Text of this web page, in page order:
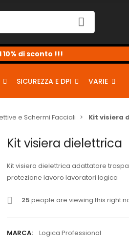
SICUREZZA E DPI VARIE
e Schermi Facciali Kit visiera
Kit visiera dielettrica
Kit visiera dielettrica adattatore
protezione lavoro lavoratori logica
25 people are viewing this right
MARCA:
Logica Professional